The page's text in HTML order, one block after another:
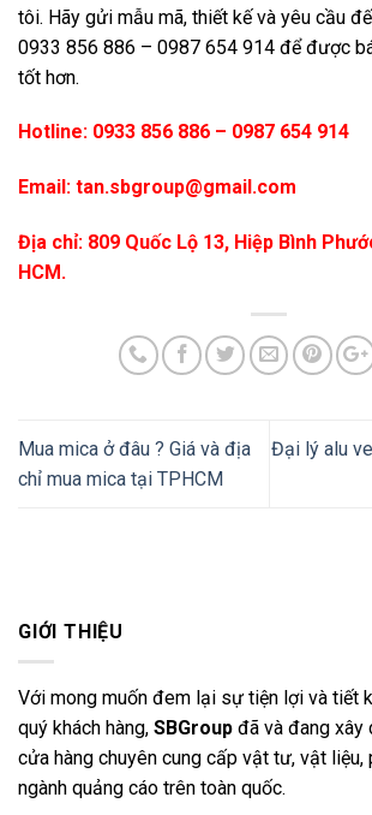
GIỚI THIỆU
Với mong muốn đem lại sự tiện lợi và tiết
quý khách hàng, SBGroup đã và đang xây
cửa hàng chuyên cung cấp vật tư, vật liệu,
ngành quảng cáo trên toàn quốc.
tôi. Hãy gửi mẫu mã, thiết kế và yêu cầu
0933 856 886 – 0987 654 914 để được
tốt hơn.
Hotline: 0933 856 886 – 0987 654 914
Email: tan.sbgroup@gmail.com
Địa chỉ: 809 Quốc Lộ 13, Hiệp Bình
HCM.
Mua mica ở đâu ? Giá và địa
chỉ mua mica tại TPHCM
Đại lý alu